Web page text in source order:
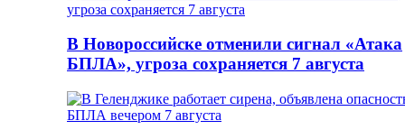
В Новороссийске отменили сигнал «Атака
БПЛА», угроза сохраняется 7 августа